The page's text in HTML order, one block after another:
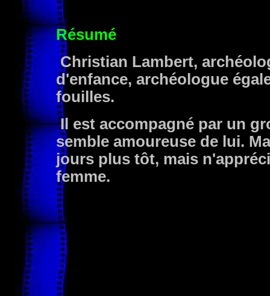
Résumé
Christian Lambert,
d'enfance, archéologue
fouilles.
Il est accompagné par un
semble amoureuse de lui.
jours plus tôt, mais
femme.